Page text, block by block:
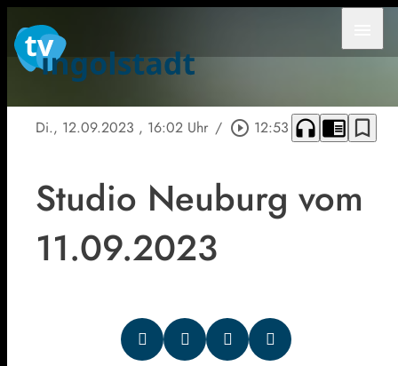
Di., 12.09.2023 , 16:02 Uhr / play_circle_outline 12:53 headphones chrome_reader_mode bookmark_border
Studio Neuburg vom
11.09.2023